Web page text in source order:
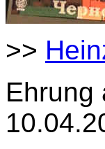
>>
Ehrung